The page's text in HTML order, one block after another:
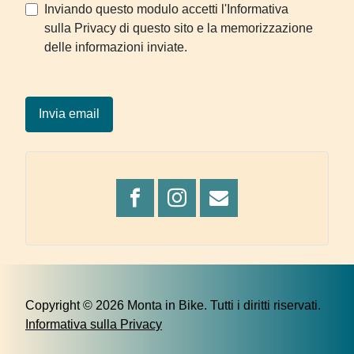
Nota sulla Privacy
Inviando questo modulo accetti l'Informativa
sulla Privacy di questo sito e la memorizzazione
delle informazioni inviate.
Invia email
Copyright © 2026 Monta in Bike. Tutti i diritti riservati.
Informativa sulla Privacy